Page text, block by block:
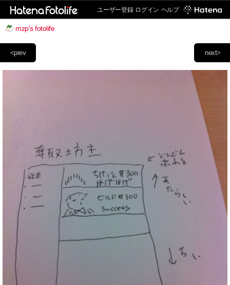
ユーザー登録 ログイン ヘルプ
mzp's fotolife
next>
<prev